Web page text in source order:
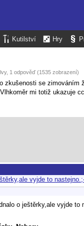
Kutilství Hry
, 1 odpověď (1535 zobrazení)
zkušenosti se
mi totiž ukazuje
vyjde to
o ještěrky,ale vyjde to